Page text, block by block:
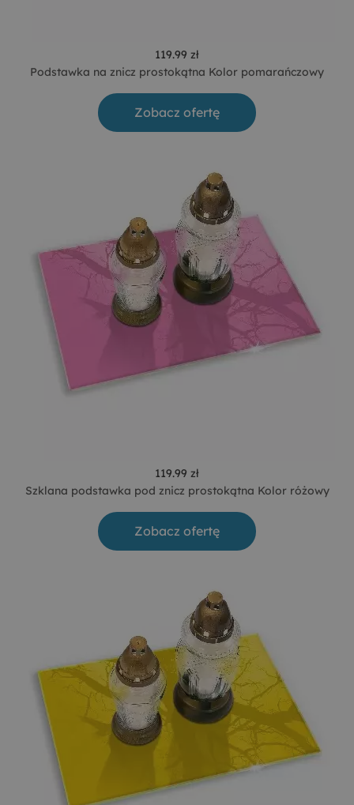
119.99 zł
Podstawka na znicz prostokątna Kolor pomarańczowy
Zobacz ofertę
119.99 zł
Szklana podstawka pod znicz prostokątna Kolor różowy
Zobacz ofertę